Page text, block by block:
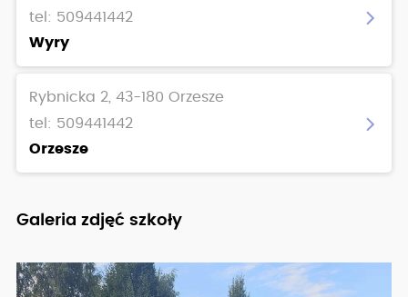
tel: 509441442
Wyry
Rybnicka 2, 43-180 Orzesze
tel: 509441442
Orzesze
Galeria zdjęć szkoły